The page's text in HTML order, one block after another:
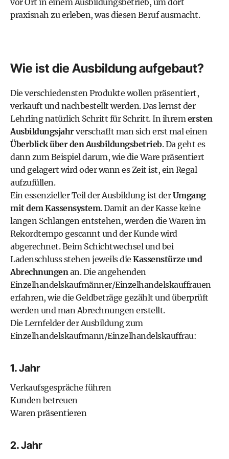
vor Ort in einem Ausbildungsbetrieb, um dort
praxisnah zu erleben, was diesen Beruf ausmacht.
Wie ist die Ausbildung aufgebaut?
Die verschiedensten Produkte wollen präsentiert,
verkauft und nachbestellt werden. Das lernst der
Lehrling natürlich Schritt für Schritt. In ihremersten
Ausbildungsjahrverschafft man sich erst mal einen
Überblick über den Ausbildungsbetrieb. Da geht es
dann zum Beispiel darum, wie die Ware präsentiert
und gelagert wird oder wann es Zeit ist, ein Regal
aufzufüllen.
Ein essenzieller Teil der Ausbildung ist derUmgang
mit dem Kassensystem. Damit an der Kasse keine
langen Schlangen entstehen, werden die Waren im
Rekordtempo gescannt und der Kunde wird
abgerechnet. Beim Schichtwechsel und bei
Ladenschluss stehen jeweils die Kassenstürze und
Abrechnungenan. Die angehenden
Einzelhandelskaufmänner/Einzelhandelskauffrauen
erfahren, wie die Geldbeträge gezählt und überprüft
werden und man Abrechnungen erstellt.
Die Lernfelder der Ausbildung zum
Einzelhandelskaufmann/Einzelhandelskauffrau:
1. Jahr
Verkaufsgespräche führen
Kunden betreuen
Waren präsentieren
2. Jahr